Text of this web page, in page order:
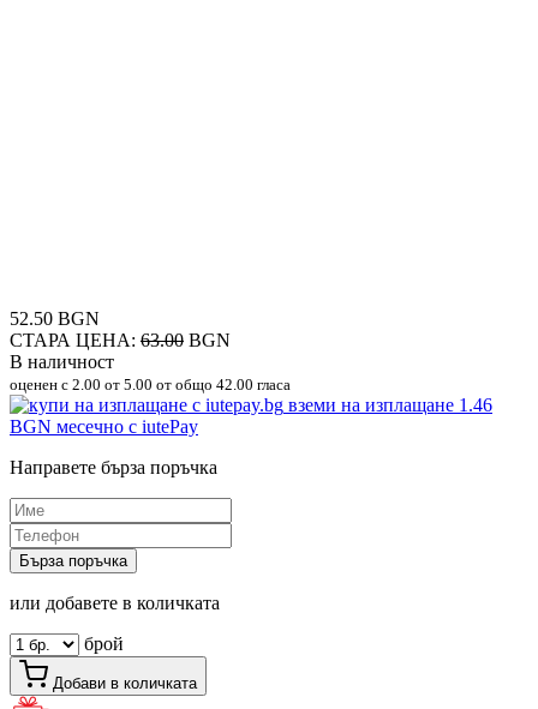
52.50 BGN
СТАРА ЦЕНА: 63.00 BGN
В наличност
оценен с 2.00 от 5.00 от общо 42.00 гласа
вземи на изплащане 1.46
BGN месечно с iutePay
Направете бърза поръчка
Бърза поръчка
или добавете в количката
брой
Добави в количката